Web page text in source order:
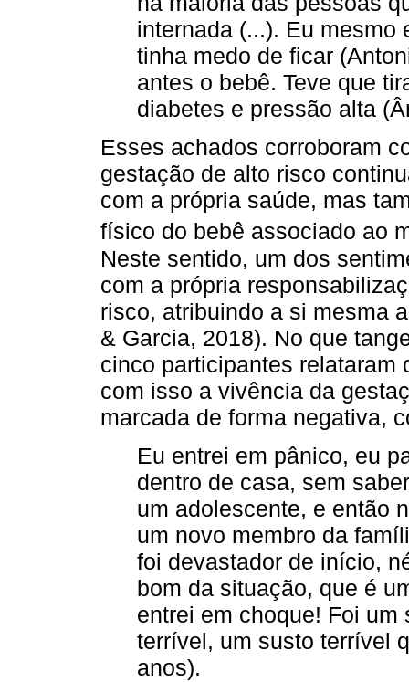
internada (...). Eu mesmo
tinha medo de ficar
antes o bebê. Teve que
diabetes e pressão alta
Esses achados corroboram
gestação de alto risco
com a própria saúde, mas
físico do bebê associado ao
Neste sentido, um dos
com a própria
risco, atribuindo a si mesma
& Garcia, 2018). No que
cinco participantes relataram
com isso a vivência da
marcada de forma negativa,
Eu entrei em pânico, eu
dentro de casa, sem
um adolescente, e então
um novo membro da
foi devastador de início,
bom da situação, que é
entrei em choque! Foi
terrível, um susto terrível
anos).